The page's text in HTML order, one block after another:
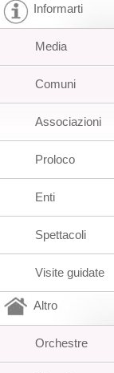
Informarti
Media
Comuni
Associazioni
Proloco
Enti
Spettacoli
Visite guidate
Altro
Orchestre